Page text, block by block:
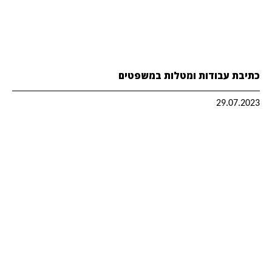
כתיבת עבודות ומטלות במשפטים
29.07.2023